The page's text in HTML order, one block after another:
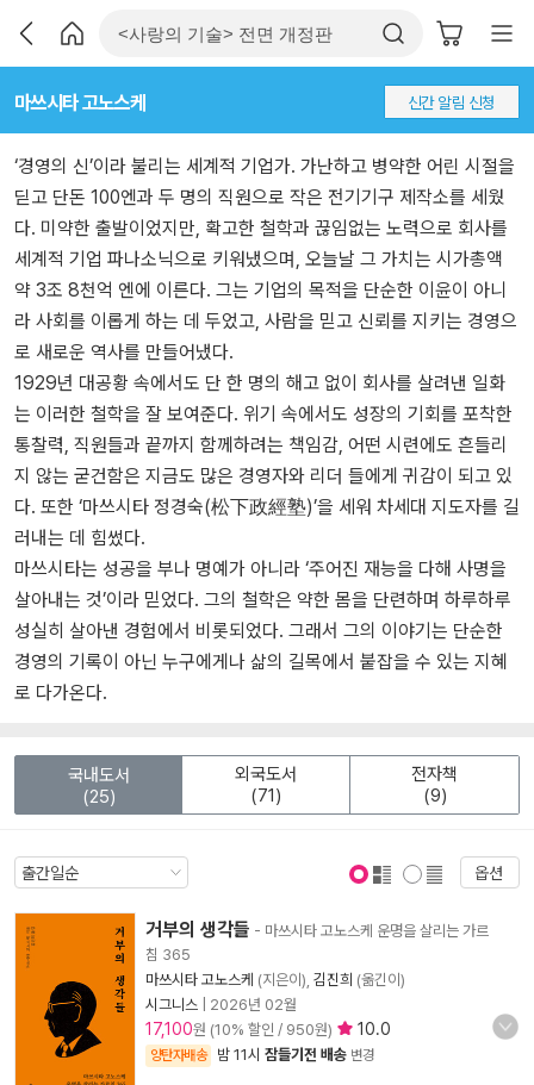
마쓰시타 고노스케 신간 알림 신청
‘경영의 신’이라 불리는 세계적 기업가. 가난하고 병약한 어린 시절을
딛고 단돈 100엔과 두 명의 직원으로 작은 전기기구 제작소를 세웠
다. 미약한 출발이었지만, 확고한 철학과 끊임없는 노력으로 회사를
세계적 기업 파나소닉으로 키워냈으며, 오늘날 그 가치는 시가총액
약 3조 8천억 엔에 이른다. 그는 기업의 목적을 단순한 이윤이 아니
라 사회를 이롭게 하는 데 두었고, 사람을 믿고 신뢰를 지키는 경영으
로 새로운 역사를 만들어냈다.
1929년 대공황 속에서도 단 한 명의 해고 없이 회사를 살려낸 일화
는 이러한 철학을 잘 보여준다. 위기 속에서도 성장의 기회를 포착한
통찰력, 직원들과 끝까지 함께하려는 책임감, 어떤 시련에도 흔들리
지 않는 굳건함은 지금도 많은 경영자와 리더 들에게 귀감이 되고 있
다. 또한 ‘마쓰시타 정경숙(松下政經塾)’을 세워 차세대 지도자를 길
러내는 데 힘썼다.
마쓰시타는 성공을 부나 명예가 아니라 ‘주어진 재능을 다해 사명을
살아내는 것’이라 믿었다. 그의 철학은 약한 몸을 단련하며 하루하루
성실히 살아낸 경험에서 비롯되었다. 그래서 그의 이야기는 단순한
경영의 기록이 아닌 누구에게나 삶의 길목에서 붙잡을 수 있는 지혜
로 다가온다.
국내도서
(25)
외국도서
(71)
전자책
(9)
옵션
거부의 생각들 - 마쓰시타 고노스케 운명을 살리는 가르
침 365
마쓰시타 고노스케 (지은이), 김진희 (옮긴이)
시그니스
2026년 02월
17,100원 (10% 할인 / 950원) 10.0
양탄자배송 밤 11시 잠들기전 배송 변경